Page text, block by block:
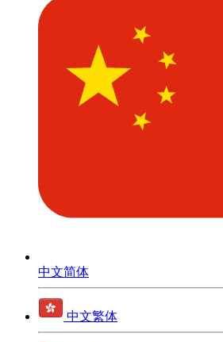
中文简体
中文繁体